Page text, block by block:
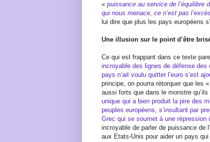
« puissance au service de l’équilibre
qui nous menace, ce n’est pas
lui dire que plus les pays européens
Une illusion sur le point d’être
Ce qui est frappant dans ce texte
incroyable des lignes de défense des
pays n’ait voulu quitter l’euro s’est
principe, on pourra rétorquer que les «
aussi forts que dans le monstre
unique qui a bien produit la pire des
peuples européens, s’insultant par
Grec qui se soumet à une répression
incroyable de parler de puissance de
aux Etats-Unis pour aider un pays